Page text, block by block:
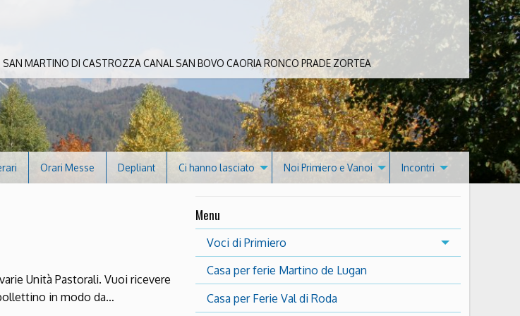
MARTINO DI CASTROZZA CANAL SAN BOVO CAORIA RONCO PRADE ZORTEA
Orari Messe Depliant Ci hanno lasciato Noi Primiero e Vanoi Incontri
Unità Pastorali. Vuoi ricevere
in modo da…
Menu
Voci di Primiero
Casa per ferie Martino de Lugan
Casa per Ferie Val di Roda